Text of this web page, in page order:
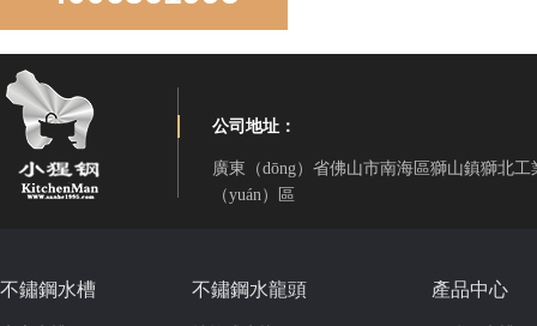
LD850D手工直（zhí）角雙盆
公司地址：
廣東（dōng）省佛山市南海區獅山鎮獅北工
（yuán）區
不鏽鋼水槽 不鏽鋼水龍頭 產品中心